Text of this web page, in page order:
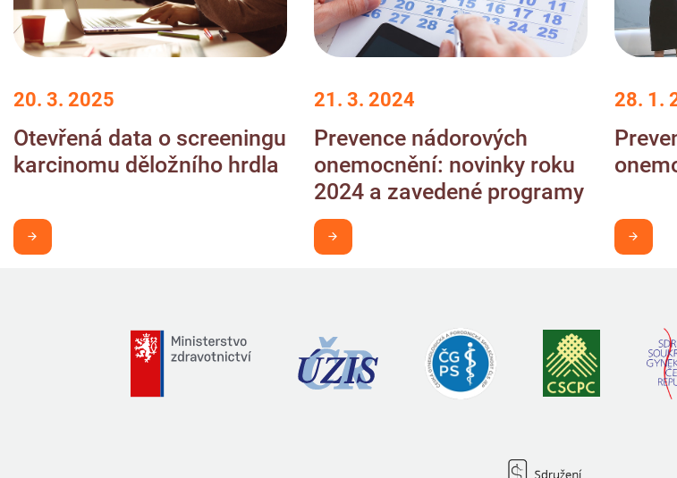
20. 3. 2025
Otevřená data o screeningu
karcinomu děložního hrdla
21. 3. 2024
Prevence nádorových
onemocnění: novinky roku
2024 a zavedené programy
28. 1.